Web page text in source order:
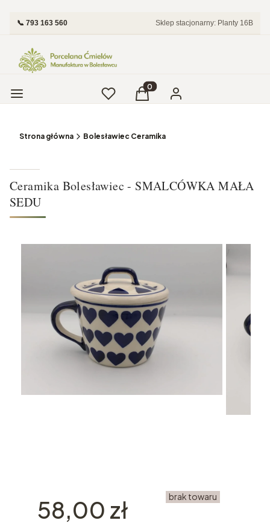
📞 793 163 560 Sklep stacjonarny: Planty 16B
Menu UlubioneProdukty w koszyku: 0.
Koszyk Zaloguj się
Strona główna Bolesławiec Ceramika
Ceramika Bolesławiec - SMALCÓWKA MAŁA
SEDU
Cena
58,00 zł brak towaru